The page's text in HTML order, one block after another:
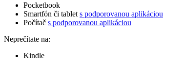
Pocketbook
Smartfón či tablet s podporovanou aplikáciou
Počítač s podporovanou aplikáciou
Neprečítate na:
Kindle